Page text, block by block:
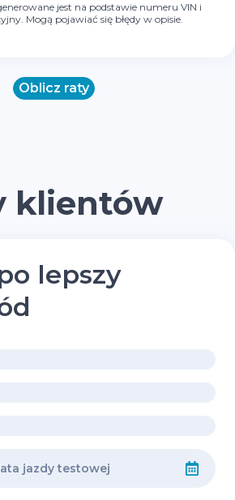
jest na podstawie numeru VIN i
Mogą pojawiać się błędy w opisie.
Oblicz raty
klientów
lepszy